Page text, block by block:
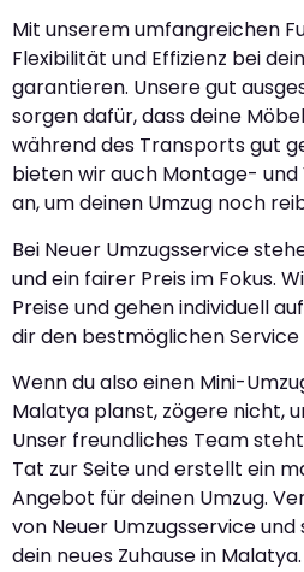
Mit unserem umfangreichen
Flexibilität und Effizienz bei
garantieren. Unsere gut
sorgen dafür, dass deine
während des Transports gut
bieten wir auch Montage-
an, um deinen Umzug noch
Bei Neuer Umzugsservice
und ein fairer Preis im Fokus.
Preise und gehen individuell
dir den bestmöglichen Service
Wenn du also einen Mini-
Malatya planst, zögere nicht,
Unser freundliches Team
Tat zur Seite und erstellt ein
Angebot für deinen Umzug.
von Neuer Umzugsservice
dein neues Zuhause in Malatya.